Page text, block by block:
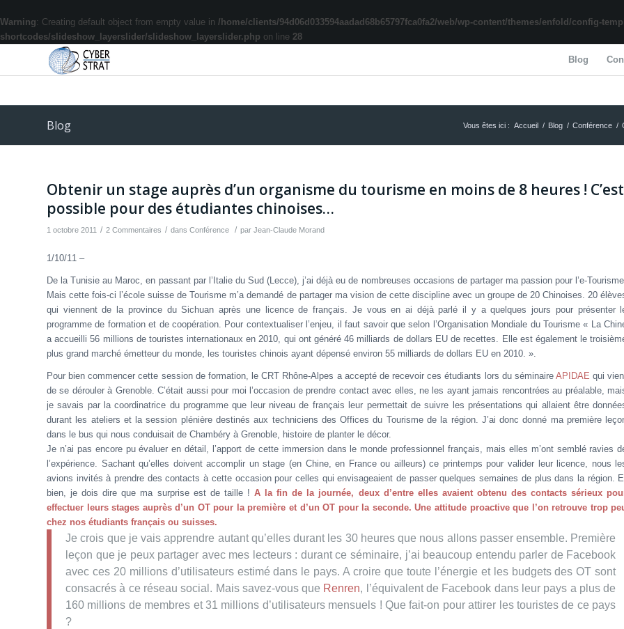
Warning: Creating default object from empty value in /home/clients/94d06d033594aadad68b65797fca0fa2/web/wp-content/themes/enfold/config-
shortcodes/slideshow_layerslider/slideshow_layerslider.php on line 28
Blog
Blog Vous êtes ici : Accueil / Blog / Conférence /
Obtenir un stage auprès d’un organisme du tourisme en moins de 8 heures ! C’est
possible pour des étudiantes chinoises…
1 octobre 2011 / 2 Commentaires / dans Conférence / par Jean-Claude Morand
1/10/11 –
De la Tunisie au Maroc, en passant par l’Italie du Sud (Lecce), j’ai déjà eu de nombreuses occasions de partager ma passion pour l’e-
Mais cette fois-ci l’école suisse de Tourisme m’a demandé de partager ma vision de cette discipline avec un groupe de 20 Chinoises. 20
qui viennent de la province du Sichuan après une licence de français. Je vous en ai déjà parlé il y a quelques jours pour présenter
programme de formation et de coopération. Pour contextualiser l’enjeu, il faut savoir que selon l’Organisation Mondiale du Tourisme« La
a accueilli 56 millions de touristes internationaux en 2010, qui ont généré 46 milliards de dollars EU de recettes. Elle est également le
plus grand marché émetteur du monde, les touristes chinois ayant dépensé environ 55 milliards de dollars EU en 2010. ».
Pour bien commencer cette session de formation, le CRT Rhône-Alpes a accepté de recevoir ces étudiants lors du séminaire APIDAE qui
de se dérouler à Grenoble. C’était aussi pour moi l’occasion de prendre contact avec elles, ne les ayant jamais rencontrées au préalable,
je savais par la coordinatrice du programme que leur niveau de français leur permettait de suivre les présentations qui allaient être
durant les ateliers et la session plénière destinés aux techniciens des Offices du Tourisme de la région. J’ai donc donné ma première
dans le bus qui nous conduisait de Chambéry à Grenoble, histoire de planter le décor.
Je n’ai pas encore pu évaluer en détail, l’apport de cette immersion dans le monde professionnel français, mais elles m’ont semblé ravies
l’expérience. Sachant qu’elles doivent accomplir un stage (en Chine, en France ou ailleurs) ce printemps pour valider leur licence, nous
avions invités à prendre des contacts à cette occasion pour celles qui envisageaient de passer quelques semaines de plus dans la région.
bien, je dois dire que ma surprise est de taille !A la fin de la journée, deux d’entre elles avaient obtenu des contacts sérieux
effectuer leurs stages auprès d’un OT pour la première et d’un OT pour la seconde. Une attitude proactive que l’on retrouve trop
chez nos étudiants français ou suisses.
Je crois que je vais apprendre autant qu’elles durant les 30 heures que nous allons passer ensemble. Première
leçon que je peux partager avec mes lecteurs : durant ce séminaire, j’ai beaucoup entendu parler de Facebook
avec ces 20 millions d’utilisateurs estimé dans le pays. A croire que toute l’énergie et les budgets des OT sont
consacrés à ce réseau social. Mais savez-vous que Renren, l’équivalent de Facebook dans leur pays a plus de
160 millions de membres et 31 millions d’utilisateurs mensuels ! Que fait-on pour attirer les touristes de ce pays
?